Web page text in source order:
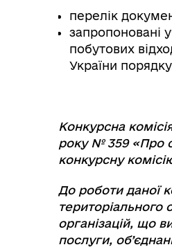
перелік
запропоновані
побутових
України
Конкурсна
року № 359 «Про
конкурсну
До роботи даної
організацій, що
послуги,